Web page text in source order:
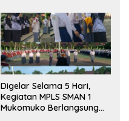
Digelar Selama 5 Hari,
Kegiatan MPLS SMAN 1
Mukomuko Berlangsung